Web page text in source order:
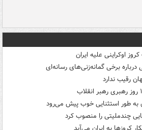
اوکراینی علیه ایران
درباره برخی گمانه‌زنی‌های رسانه‌ای
رقیب ندارد
به طور استثنایی خوب پیش می‌رود
چندملیتی را منصوب کرد
کروزها به ایران می‌آید